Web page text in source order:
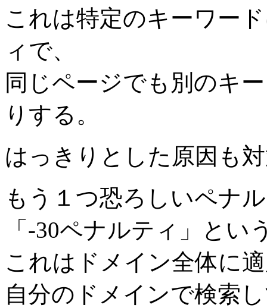
これは特定のキーワー
ィで、
同じページでも別のキ
りする。
はっきりとした原因も
もう１つ恐ろしいペナ
「-30ペナルティ」とい
これはドメイン全体に
自分のドメインで検索